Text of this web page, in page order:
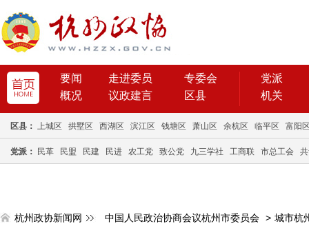
要闻 走进委员
专委会
概况
议政建言 区县
党派
机关
区县： 上城区 拱墅区 西湖区 滨江区 钱塘区 萧山区 余杭区 临平区 富阳
党派： 民革 民盟 民建 民进 农工党 致公党 九三学社 工商联 市总工会
杭州政协新闻网 中国人民政治协商会议杭州市委员会 > 城市杭